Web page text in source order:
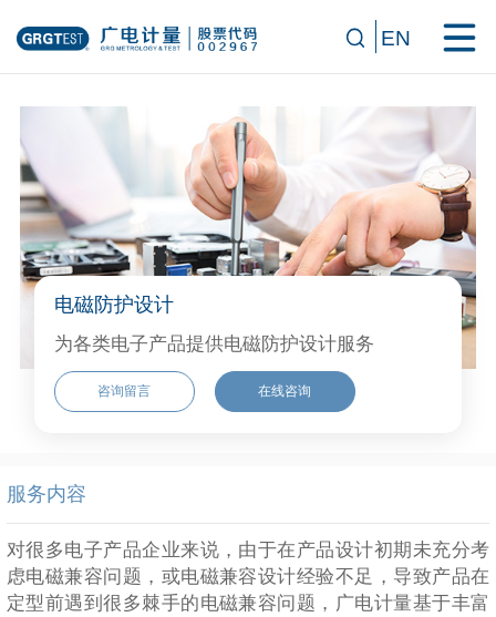
EN
电磁防护设计
为各类电子产品提供电磁防护设计服务
咨询留言 在线咨询
服务内容
对很多电子产品企业来说，由于在产品设计初期未充分考
虑电磁兼容问题，或电磁兼容设计经验不足，导致产品在
定型前遇到很多棘手的电磁兼容问题，广电计量基于丰富